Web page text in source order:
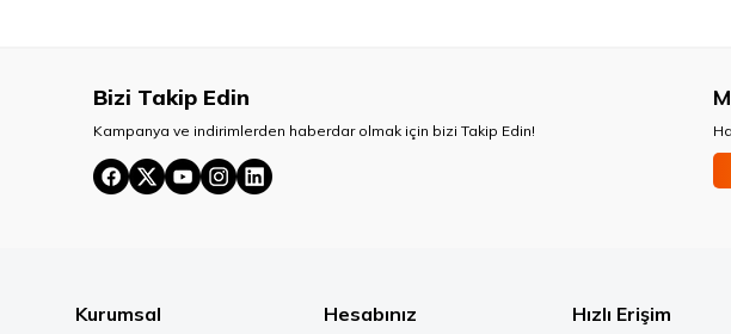
Bizi Takip Edin
Kampanya ve indirimlerden haberdar olmak için bizi Takip Edin!
Kurumsal Hesabınız Hızlı Erişim